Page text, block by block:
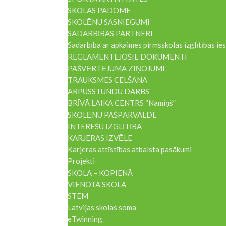
SKOLAS PADOME
SKOLĒNU SASNIEGUMI
SADARBĪBAS PARTNERI
Sadarbība ar apkaimes pirmsskolas izglītības
REGLAMENTEJOŠIE DOKUMENTI
PAŠVĒRTĒJUMA ZIŅOJUMI
TRAUKSMES CELŠANA
ĀRPUSSTUNDU DARBS
BRĪVĀ LAIKA CENTRS “Namiņš”
SKOLĒNU PAŠPĀRVALDE
INTEREŠU IZGLĪTĪBA
KARJERAS IZVĒLE
Karjeras attīstības atbalsta pasākumi
Projekti
SKOLA – KOPIENĀ
VIENOTA SKOLA
STEM
Latvijas skolas soma
eTwinning